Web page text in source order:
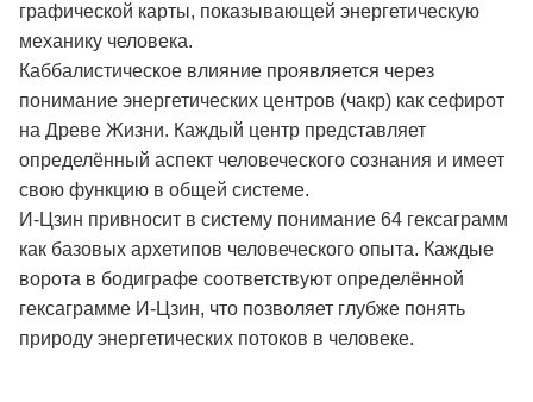
графической карты, показывающей энергетическую
механику человека.
Каббалистическое влияние проявляется через
понимание энергетических центров (чакр) как сефирот
на Древе Жизни. Каждый центр представляет
определённый аспект человеческого сознания и имеет
свою функцию в общей системе.
И-Цзин привносит в систему понимание 64 гексаграмм
как базовых архетипов человеческого опыта. Каждые
ворота в бодиграфе соответствуют определённой
гексаграмме И-Цзин, что позволяет глубже понять
природу энергетических потоков в человеке.